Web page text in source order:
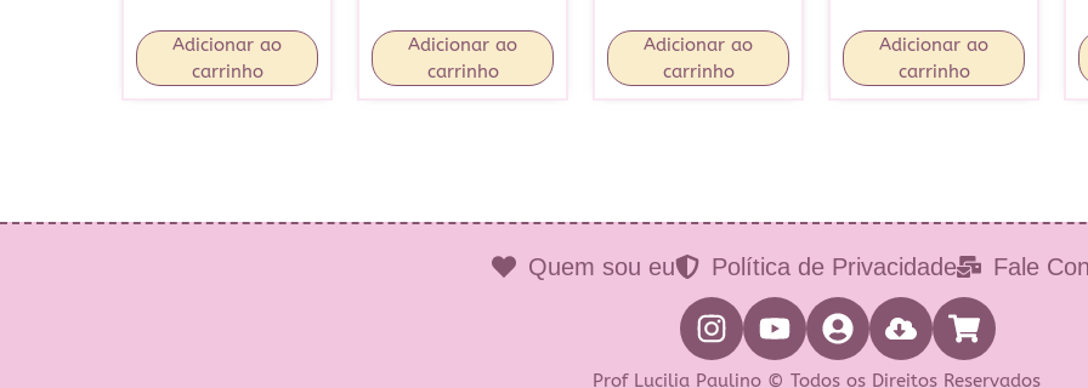
Adicionar ao
carrinho
Adicionar ao
carrinho
Adicionar ao
carrinho
Adicionar ao
carrinho
Quem sou eu Política de Privacidade Fale
Prof Lucilia Paulino © Todos os Direitos Reservados